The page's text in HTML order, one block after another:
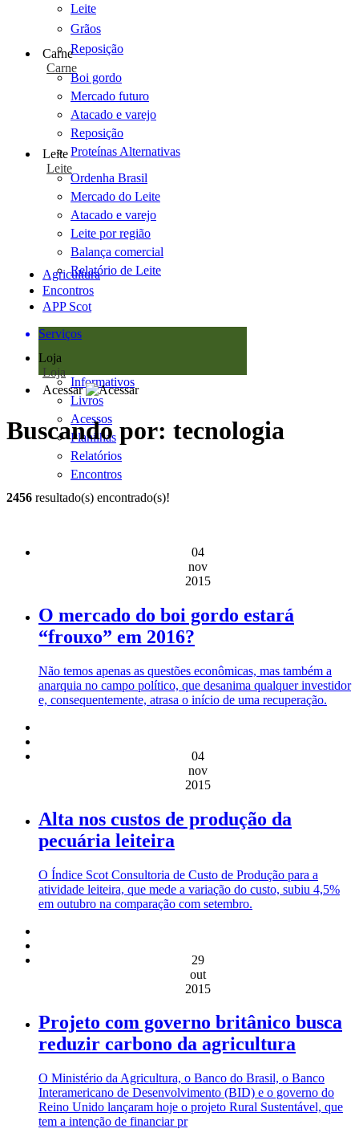
Leite
Grãos
Reposição
Carne
Carne
Boi gordo
Mercado futuro
Atacado e varejo
Reposição
Proteínas Alternativas
Leite
Leite
Ordenha Brasil
Mercado do Leite
Atacado e varejo
Leite por região
Balança comercial
Relatório de Leite
Agricultura
Encontros
APP Scot
Serviços
Loja
Loja
Informativos
Livros
Acessos
Planilhas
Relatórios
Encontros
Acessar
Buscando por: tecnologia
2456 resultado(s) encontrado(s)!
04
nov
2015
O mercado do boi gordo estará
“frouxo” em 2016?
Não temos apenas as questões econômicas, mas também a
anarquia no campo político, que desanima qualquer investidor
e, consequentemente, atrasa o início de uma recuperação.
04
nov
2015
Alta nos custos de produção da
pecuária leiteira
O Índice Scot Consultoria de Custo de Produção para a
atividade leiteira, que mede a variação do custo, subiu 4,5%
em outubro na comparação com setembro.
29
out
2015
Projeto com governo britânico busca
reduzir carbono da agricultura
O Ministério da Agricultura, o Banco do Brasil, o Banco
Interamericano de Desenvolvimento (BID) e o governo do
Reino Unido lançaram hoje o projeto Rural Sustentável, que
tem a intenção de financiar pr